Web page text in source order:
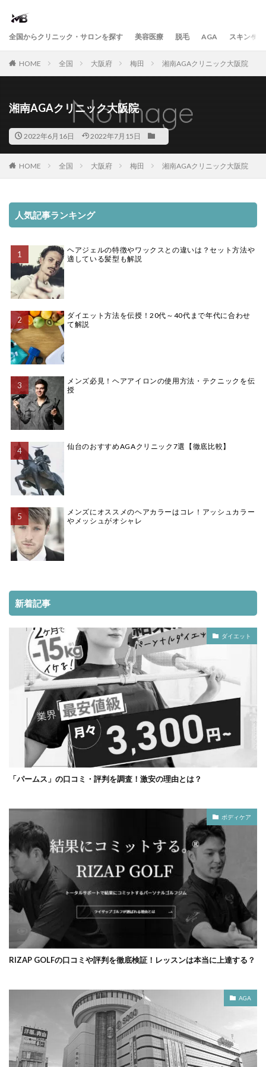
全国からクリニック・サロンを探す 美容医療 脱毛 AGA スキンケア
HOME 全国 大阪府 梅田 湘南AGAクリニック大阪院
湘南AGAクリニック大阪院
2022年6月16日 2022年7月15日
HOME 全国 大阪府 梅田 湘南AGAクリニック大阪院
人気記事ランキング
ヘアジェルの特徴やワックスとの違いは？セット方法や
適している髪型も解説
ダイエット方法を伝授！20代～40代まで年代に合わせ
て解説
メンズ必見！ヘアアイロンの使用方法・テクニックを伝
授
仙台のおすすめAGAクリニック7選【徹底比較】
メンズにオススメのヘアカラーはコレ！アッシュカラー
やメッシュがオシャレ
新着記事
ダイエット
「パームス」の口コミ・評判を調査！激安の理由とは？
ボディケア
RIZAP GOLFの口コミや評判を徹底検証！レッスンは本当に上達する？
AGA